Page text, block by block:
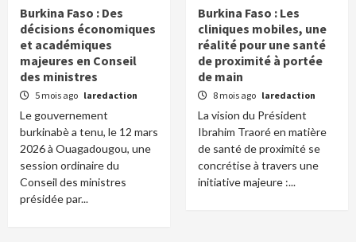
Burkina Faso : Des
décisions économiques
et académiques
majeures en Conseil
des ministres
5 mois ago laredaction
Le gouvernement
burkinabè a tenu, le 12 mars
2026 à Ouagadougou, une
session ordinaire du
Conseil des ministres
présidée par...
Burkina Faso : Les
cliniques mobiles, une
réalité pour une santé
de proximité à portée
de main
8 mois ago laredaction
La vision du Président
Ibrahim Traoré en matière
de santé de proximité se
concrétise à travers une
initiative majeure :...